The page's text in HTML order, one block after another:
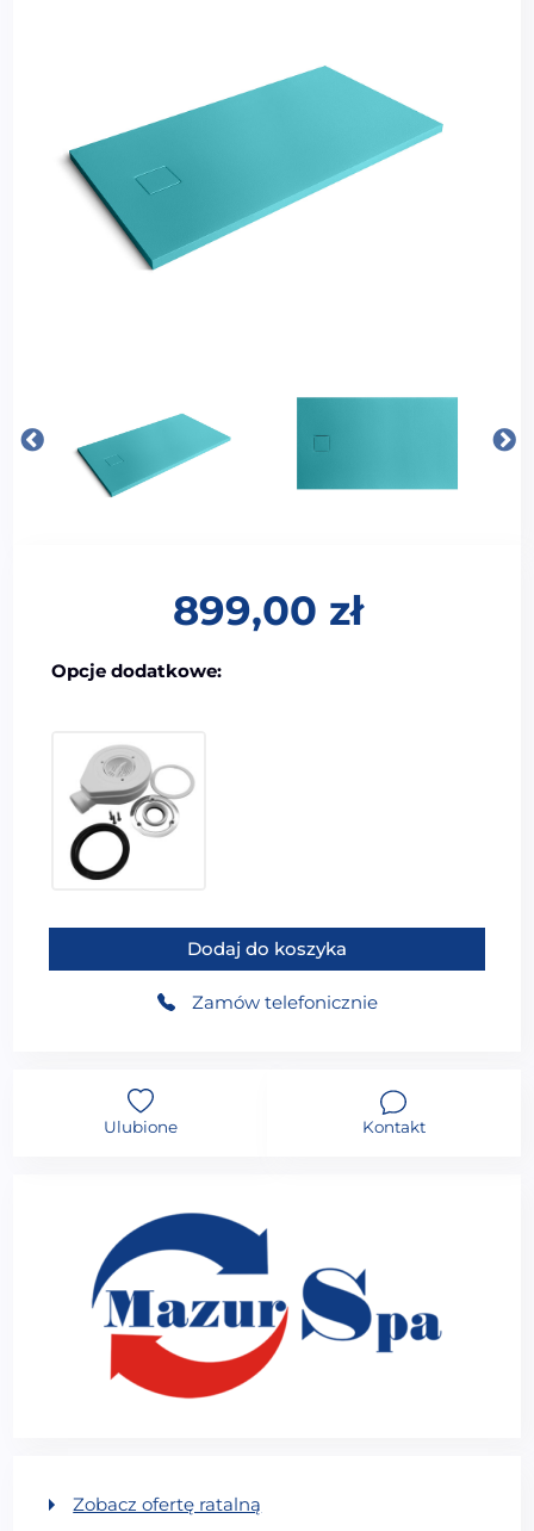
899,00 zł
Opcje dodatkowe:
ilość MUE-1284TB Brodzik prysznicowy prostokątny
Dodaj do koszyka
Zamów telefonicznie
Ulubione Kontakt
Zobacz ofertę ratalną